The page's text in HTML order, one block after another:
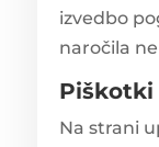
izvedbo
naročila
Na strani